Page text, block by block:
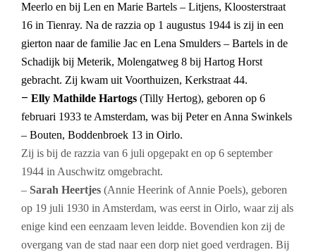
Meerlo en bij Len en Marie Bartels – Litjens, Kloosterstraat
16 in Tienray. Na de razzia op 1 augustus 1944 is zij in een
gierton naar de familie Jac en Lena Smulders – Bartels in de
Schadijk bij Meterik, Molengatweg 8 bij Hartog Horst
gebracht. Zij kwam uit Voorthuizen, Kerkstraat 44.
– Elly Mathilde Hartogs (Tilly Hertog), geboren op 6
februari 1933 te Amsterdam, was bij Peter en Anna Swinkels
– Bouten, Boddenbroek 13 in Oirlo.
Zij is bij de razzia van 6 juli opgepakt en op 6 september
1944 in Auschwitz omgebracht.
– Sarah Heertjes (Annie Heerink of Annie Poels), geboren
op 19 juli 1930 in Amsterdam, was eerst in Oirlo, waar zij als
enige kind een eenzaam leven leidde. Bovendien kon zij de
overgang van de stad naar een dorp niet goed verdragen. Bij